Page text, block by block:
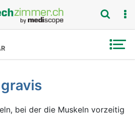
bei der die Muskeln vorzeitig